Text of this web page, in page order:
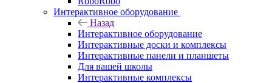
Интерактивное оборудование
Назад
Интерактивное оборудование
Интерактивные доски и комплексы
Интерактивные панели и планшеты
Для вашей школы
Интерактивные комплексы